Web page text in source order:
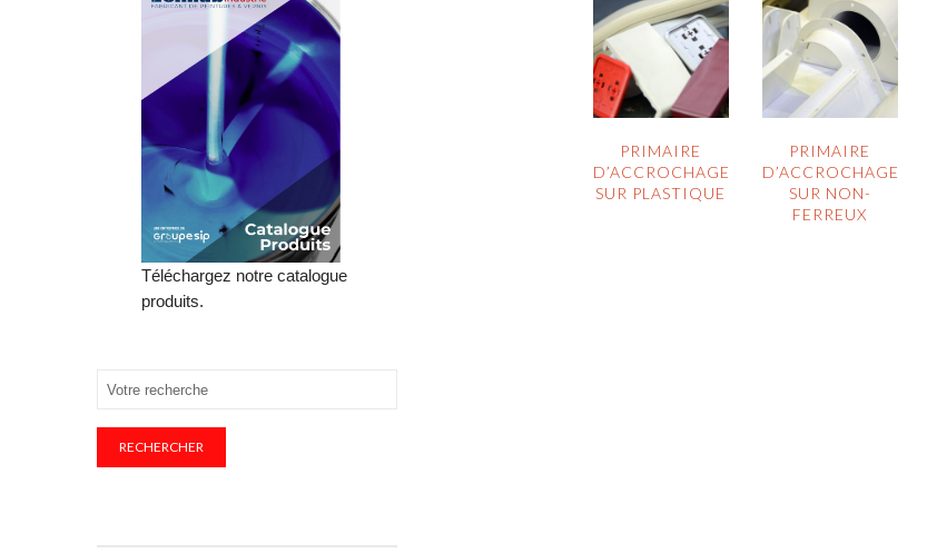
PRIMAIRE
D’ACCROCHAGE
SUR PLASTIQUE
PRIMAIRE
D’ACCROCHAGE
SUR NON-
FERREUX
Téléchargez notre catalogue
produits.
RECHERCHER